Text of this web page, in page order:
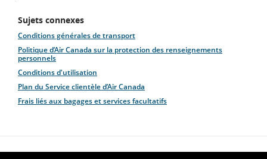
Sujets connexes
Conditions générales de transport
Politique d’Air Canada sur la protection des renseignements
personnels
Conditions d'utilisation
Plan du Service clientèle d’Air Canada
Frais liés aux bagages et services facultatifs